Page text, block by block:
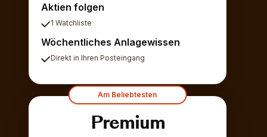
Aktien folgen
1 Watchliste
Wöchentliches Anlagewissen
Direkt in Ihren Posteingang
Am Beliebtesten
Premium